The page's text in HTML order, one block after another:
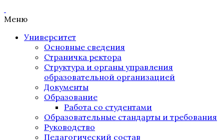
Меню
Университет
Основные сведения
Страничка ректора
Структура и органы управления
образовательной организацией
Документы
Образование
Работа со студентами
Образовательные стандарты и требования
Руководство
Педагогический состав